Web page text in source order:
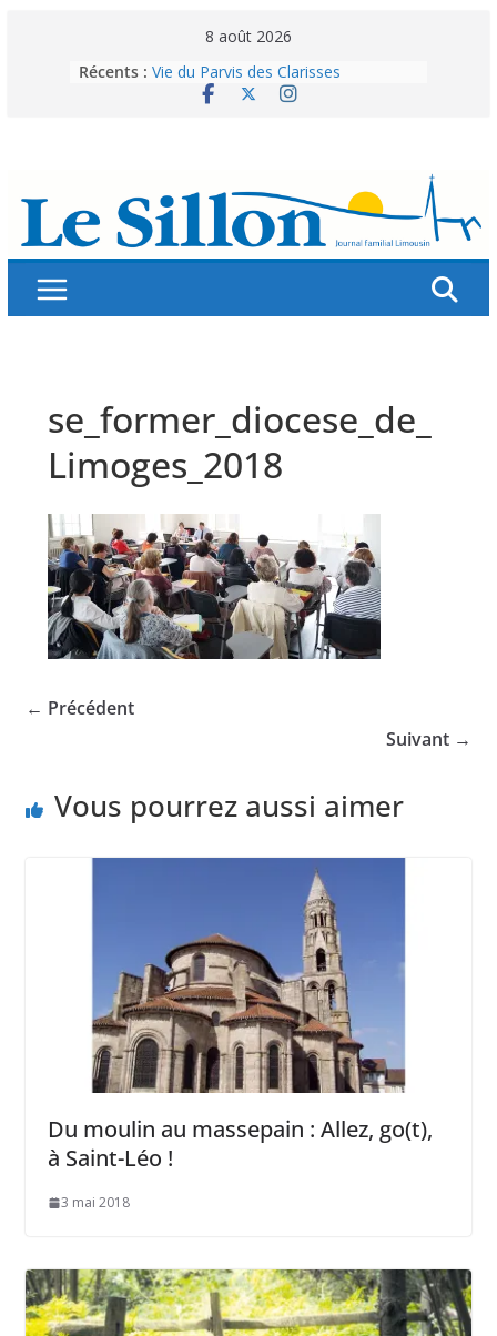
8 août 2026
Récents : Vie du Parvis des Clarisses
La brochure « Des vacances
Splendeurs murales de nos églises
Abonnez-vous ! Réabonnez-vous !
se_former_diocese_de_
Limoges_2018
← Précédent
Suivant →
Vous pourrez aussi aimer
Du moulin au massepain : Allez, go(t),
à Saint-Léo !
3 mai 2018